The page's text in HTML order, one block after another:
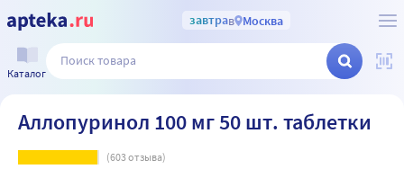
завтрав Москва
Каталог
Аллопуринол 100 мг 50 шт. таблетки
(603отзыва)